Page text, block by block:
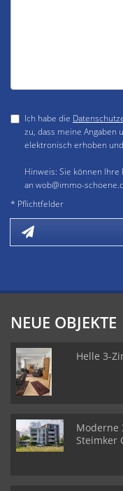
Ich habe die
zu, dass meine Angaben
elektronisch erhoben
Hinweis: Sie können
an wob@immo-
* Pflichtfelder
NEUE OBJEKTE
Helle 3-
Moderne
Steimker